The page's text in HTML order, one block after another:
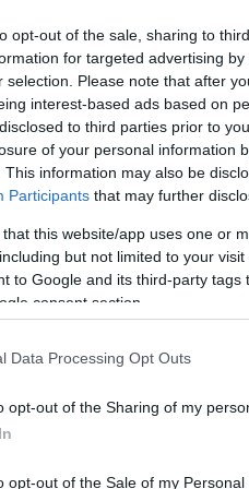
opt-out of the sale, sharing to
for targeted advertising
selection. Please note that after
interest-based ads based on
to third parties prior to
of your personal information
This information may also be
Participants that may further
that this website/app uses one or
but not limited to your
to Google and its third-party
consent section.
Data Processing Opt Outs
opt-out of the Sharing of my
opt-out of the Sale of my Personal
Parlament az
gázszámlákat
A Nyugdíjasok
változtatás sok